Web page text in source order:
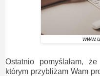
Ostatnio pomyślałam,
którym przybliżam Wam